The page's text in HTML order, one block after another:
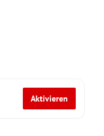
Aktivieren